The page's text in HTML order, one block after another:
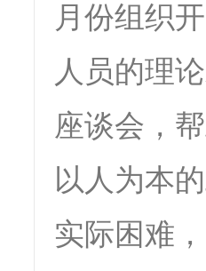
月份组织
人员的理
座谈会，
以人为本
实际困难